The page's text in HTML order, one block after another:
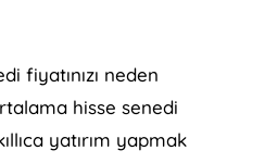
fiyatınızı neden
hisse senedi
yatırım yapmak